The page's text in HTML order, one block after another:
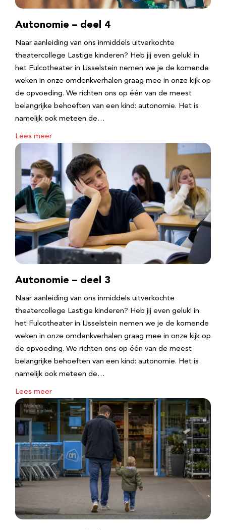
Autonomie – deel 4
Naar aanleiding van ons inmiddels uitverkochte
theatercollege Lastige kinderen? Heb jij even geluk! in
het Fulcotheater in IJsselstein nemen we je de komende
weken in onze omdenkverhalen graag mee in onze kijk op
de opvoeding. We richten ons op één van de meest
belangrijke behoeften van een kind: autonomie. Het is
namelijk ook meteen de…
Lees meer
Autonomie – deel 3
Naar aanleiding van ons inmiddels uitverkochte
theatercollege Lastige kinderen? Heb jij even geluk! in
het Fulcotheater in IJsselstein nemen we je de komende
weken in onze omdenkverhalen graag mee in onze kijk op
de opvoeding. We richten ons op één van de meest
belangrijke behoeften van een kind: autonomie. Het is
namelijk ook meteen de…
Lees meer